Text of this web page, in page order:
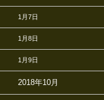
1月7日
1月8日
1月9日
2018年10月